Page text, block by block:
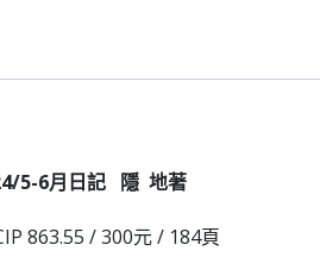
5-6月日記 隱 地著
863.55 / 300元 / 184頁